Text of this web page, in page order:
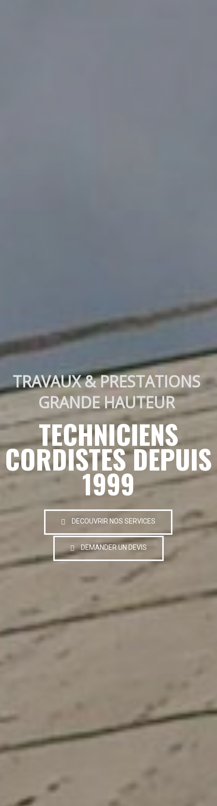
TRAVAUX & PRESTATIONS
GRANDE HAUTEUR
TECHNICIENS
CORDISTES DEPUIS
1999
DECOUVRIR NOS SERVICES
DEMANDER UN DEVIS